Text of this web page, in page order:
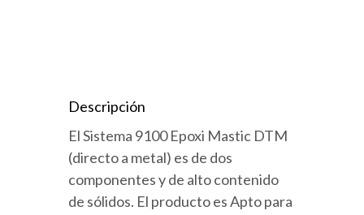
Descripción
El Sistema 9100 Epoxi Mastic DTM
(directo a metal) es de dos
componentes y de alto contenido
de sólidos. El producto es Apto para